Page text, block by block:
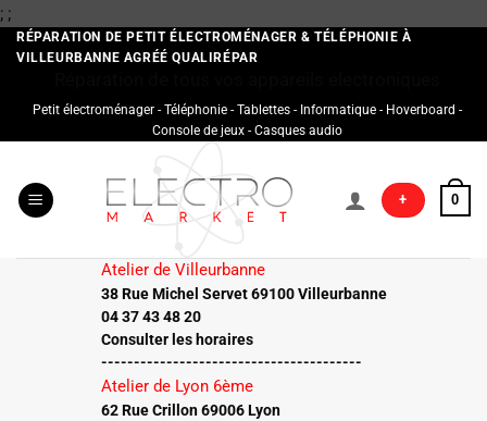
; ;Passer
au
contenu
RÉPARATION DE PETIT ÉLECTROMÉNAGER & TÉLÉPHONIE À
VILLEURBANNE AGRÉÉ QUALIRÉPAR
Petit électroménager - Téléphonie - Tablettes - Informatique - Hoverboard -
Console de jeux - Casques audio
+ 0
Atelier de Villeurbanne
38 Rue Michel Servet 69100 Villeurbanne
04 37 43 48 20
Consulter les horaires
----------------------------------------
Atelier de Lyon 6ème
62 Rue Crillon 69006 Lyon